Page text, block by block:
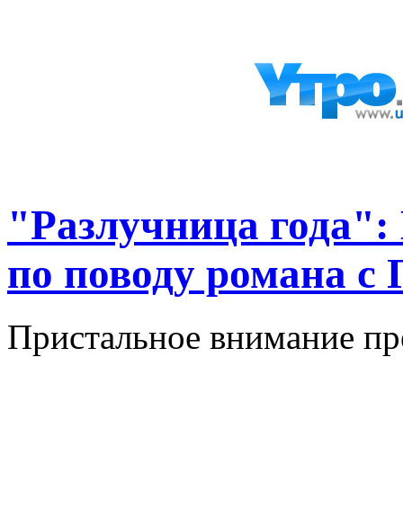
"Разлучница
по поводу романа
Пристальное внимание